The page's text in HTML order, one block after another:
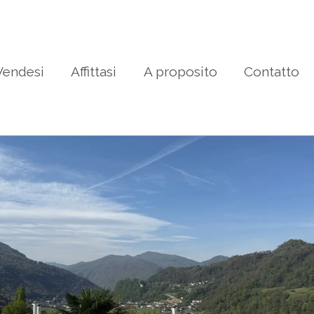
Affittasi A proposito Contatto